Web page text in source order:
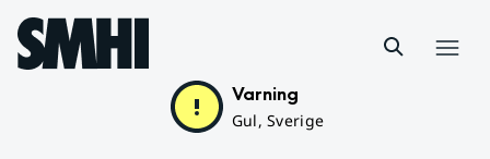
Hoppa till sidans innehåll
Varning
Gul, Sverige